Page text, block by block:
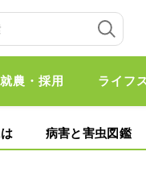
就農・採用 ライフ
病害と害虫図鑑